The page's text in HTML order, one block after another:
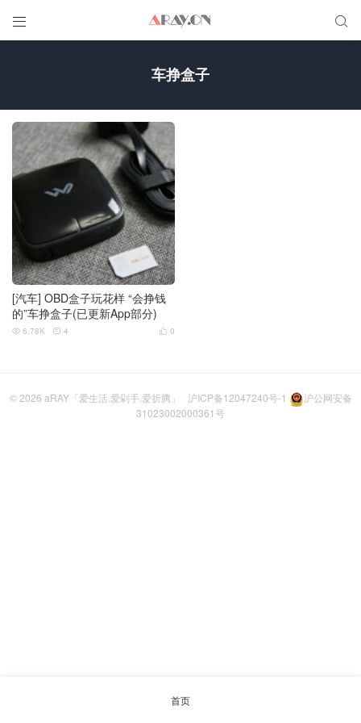
 
车挣盒子
[汽车] OBD盒子玩花样 “会挣钱
的”车挣盒子(已更新App部分)
 0
 6.78K  4
© 2026 aRAY「爱生活.爱剁手.爱折腾」 沪ICP备12047240号-1
沪公网安备
31023002000361号
首页